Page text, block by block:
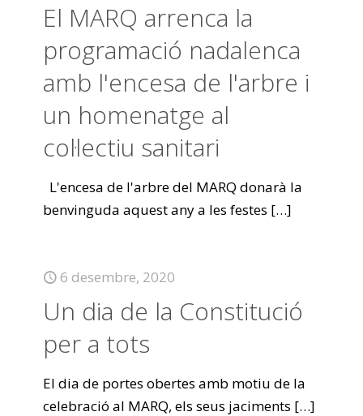
El MARQ arrenca la
programació nadalenca
amb l'encesa de l'arbre i
un homenatge al
col·lectiu sanitari
L'encesa de l'arbre del MARQ donarà la
benvinguda aquest any a les festes […]
6 desembre, 2020
Un dia de la Constitució
per a tots
El dia de portes obertes amb motiu de la
celebració al MARQ, els seus jaciments […]